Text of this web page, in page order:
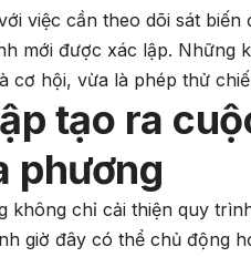
việc cần theo dõi sát biến
mới được xác lập. Những
cơ hội, vừa là phép thử
tạo ra
phương
không chỉ cải thiện quy
giờ đây có thể chủ động